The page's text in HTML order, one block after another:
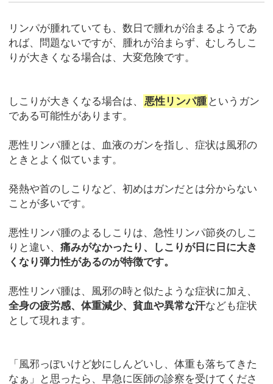
リンパが腫れていても、数日で腫れが治まるようであ
れば、問題ないですが、腫れが治まらず、むしろしこ
りが大きくなる場合は、大変危険です。
しこりが大きくなる場合は、 悪性リンパ腫 というガン
である可能性があります。
悪性リンパ腫とは、血液のガンを指し、症状は風邪の
ときとよく似ています。
発熱や首のしこりなど、初めはガンだとは分からない
ことが多いです。
悪性リンパ腫のよるしこりは、急性リンパ節炎のしこ
りと違い、痛みがなかったり、しこりが日に日に大き
くなり弾力性があるのが特徴です。
悪性リンパ腫は、風邪の時と似たような症状に加え、
全身の疲労感、体重減少、貧血や異常な汗なども症状
として現れます。
「風邪っぽいけど妙にしんどいし、体重も落ちてきた
なぁ」と思ったら、早急に医師の診察を受けてくださ